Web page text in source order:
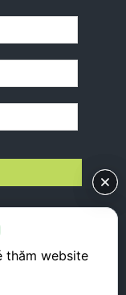
thăm website
thăm website